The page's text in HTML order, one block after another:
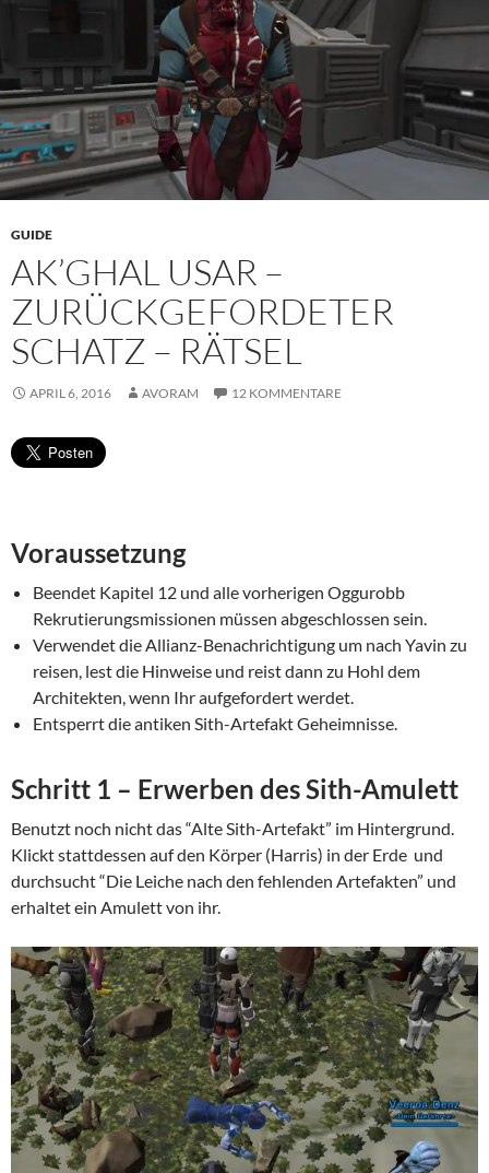
GUIDE
AK’GHAL USAR –
ZURÜCKGEFORDETER
SCHATZ – RÄTSEL
APRIL 6, 2016 AVORAM 12 KOMMENTARE
Voraussetzung
Beendet Kapitel 12 und alle vorherigen Oggurobb
Rekrutierungsmissionen müssen abgeschlossen sein.
Verwendet die Allianz-Benachrichtigung um nach Yavin zu
reisen, lest die Hinweise und reist dann zu Hohl dem
Architekten, wenn Ihr aufgefordert werdet.
Entsperrt die antiken Sith-Artefakt Geheimnisse.
Schritt 1 – Erwerben des Sith-Amulett
Benutzt noch nicht das “Alte Sith-Artefakt” im Hintergrund.
Klickt stattdessen auf den Körper (Harris) in der Erde und
durchsucht “Die Leiche nach den fehlenden Artefakten” und
erhaltet ein Amulett von ihr.